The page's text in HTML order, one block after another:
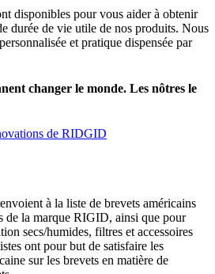
disponibles pour vous aider à obtenir
durée de vie utile de nos produits. Nous
et pratique dispensée par
changer le monde. Les nôtres le
de RIDGID
à la liste de brevets américains
de la marque RIGID, ainsi que pour
secs/humides, filtres et accessoires
ont pour but de satisfaire les
sur les brevets en matière de